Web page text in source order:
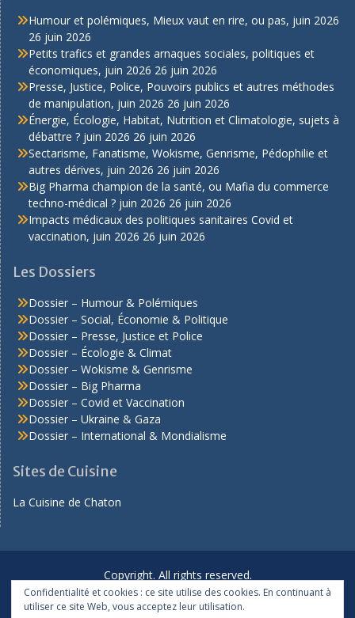
Humour et polémiques, Mieux vaut en rire, ou pas, juin 2026
26 juin 2026
Petits trafics et grandes arnaques sociales, politiques et
économiques, juin 2026 26 juin 2026
Presse, Justice, Police, Pouvoirs publics et autres méthodes
de manipulation, juin 2026 26 juin 2026
Énergie, Écologie, Habitat, Nutrition et Climatologie, sujets à
débattre ? juin 2026 26 juin 2026
Sectarisme, Fanatisme, Wokisme, Genrisme, Pédophilie et
autres dérives, juin 2026 26 juin 2026
Big Pharma champion de la santé, ou Mafia du commerce
techno-médical ? juin 2026 26 juin 2026
Impacts médicaux des politiques sanitaires Covid et
vaccination, juin 2026 26 juin 2026
Les Dossiers
Dossier – Humour & Polémiques
Dossier – Social, Économie & Politique
Dossier – Presse, Justice et Police
Dossier – Écologie & Climat
Dossier – Wokisme & Genrisme
Dossier – Big Pharma
Dossier – Covid et Vaccination
Dossier – Ukraine & Gaza
Dossier – International & Mondialisme
Sites de Cuisine
La Cuisine de Chaton
Copyright. All rights reserved.
Proudly powered by WordPress |Education Hub byWEN
Themes
Confidentialité et cookies : ce site utilise des cookies. En continuant à
utiliser ce site Web, vous acceptez leur utilisation.